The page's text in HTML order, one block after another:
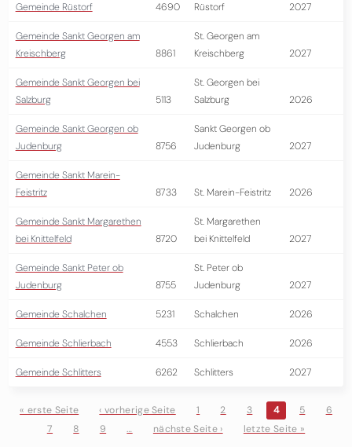
Gemeinde Rüstorf 4690 Rüstorf 2027
Gemeinde Sankt Georgen am
Kreischberg
8861
St. Georgen am
Kreischberg
2027
Gemeinde Sankt Georgen bei
Salzburg
5113
St. Georgen bei
Salzburg
2026
Gemeinde Sankt Georgen ob
Judenburg
8756
Sankt Georgen ob
Judenburg
2027
Gemeinde Sankt Marein-
Feistritz
8733 St. Marein-Feistritz 2026
Gemeinde Sankt Margarethen
bei Knittelfeld
8720
St. Margarethen
bei Knittelfeld
2027
Gemeinde Sankt Peter ob
Judenburg
8755
St. Peter ob
Judenburg
2027
Gemeinde Schalchen 5231 Schalchen 2026
Gemeinde Schlierbach 4553 Schlierbach 2026
Gemeinde Schlitters 6262 Schlitters 2027
Seiten
« erste Seite ‹ vorherige Seite 1 2 3 4 5
6
7
8 9 … nächste Seite › letzte Seite »